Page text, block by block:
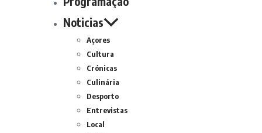
Noticias
Açores
Cultura
Crónicas
Culinária
Desporto
Entrevistas
Local